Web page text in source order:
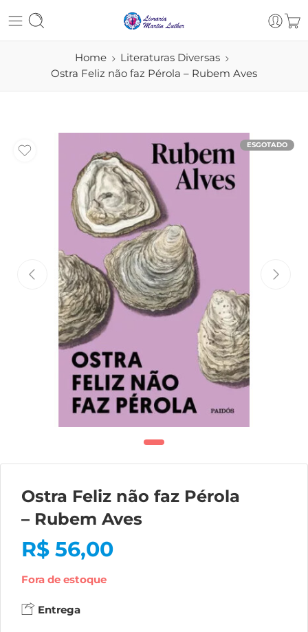
Home
Literaturas Diversas
Ostra Feliz não faz Pérola – Rubem Aves
ESGOTADO
Ostra Feliz não faz Pérola
– Rubem Aves
R$ 56,00
Fora de estoque
Entrega